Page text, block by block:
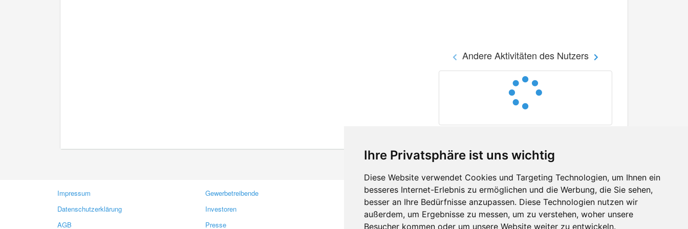
Ihre Privatsphäre ist uns wichtig
Diese Website verwendet Cookies und Targeting Technologien, um Ihnen ein
besseres Internet-Erlebnis zu ermöglichen und die Werbung, die Sie sehen,
besser an Ihre Bedürfnisse anzupassen. Diese Technologien nutzen wir
außerdem, um Ergebnisse zu messen, um zu verstehen, woher unsere
Besucher kommen oder um unsere Website weiter zu entwickeln.
Andere Aktivitäten des Nutzers
Impressum
Datenschutzerklärung
AGB
Gewerbetreibende
Investoren
Presse
Kontakt
Feedback
Fehler melden
Facebook
Twitter
YouTube